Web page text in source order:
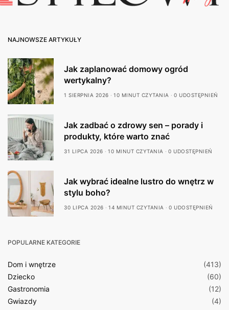
NAJNOWSZE ARTYKUŁY
Jak zaplanować domowy ogród
wertykalny?
1 SIERPNIA 2026 10 MINUT CZYTANIA 0 UDOSTĘPNIEŃ
Jak zadbać o zdrowy sen – porady i
produkty, które warto znać
31 LIPCA 2026 10 MINUT CZYTANIA 0 UDOSTĘPNIEŃ
Jak wybrać idealne lustro do wnętrz w
stylu boho?
30 LIPCA 2026 14 MINUT CZYTANIA 0 UDOSTĘPNIEŃ
POPULARNE KATEGORIE
Dom i wnętrze
(413)
Dziecko
(60)
Gastronomia
(12)
Gwiazdy
(4)